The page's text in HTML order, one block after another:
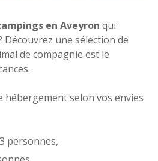
en Aveyron qui
Découvrez une sélection de
de compagnie est le
hébergement selon vos envies
personnes,